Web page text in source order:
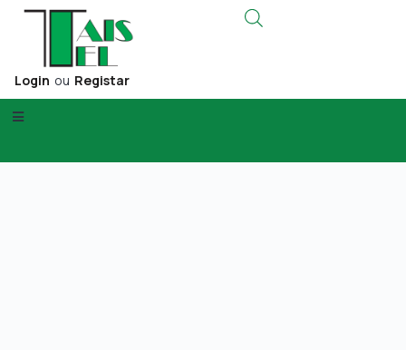
Login ou Registar